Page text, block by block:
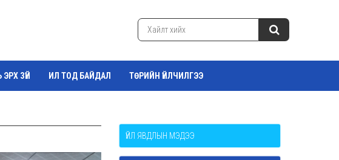
ЗҮЙ ИЛ ТОД БАЙДАЛ ТӨРИЙН ҮЙЛЧИЛГЭЭ
ҮЙЛ ЯВДЛЫН МЭДЭЭ